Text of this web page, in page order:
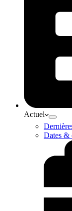
Actuel
Dates &